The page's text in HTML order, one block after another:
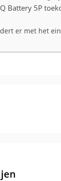
Battery 5P
er met het